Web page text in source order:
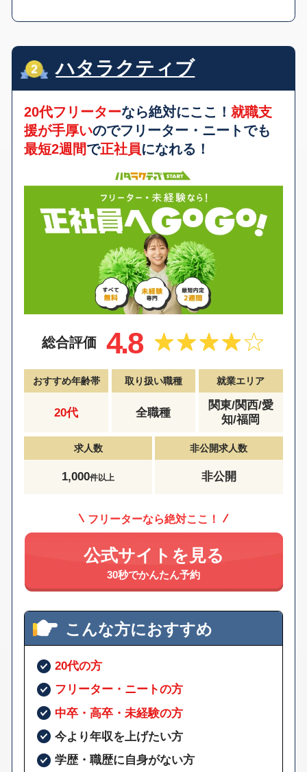
ハタラクティブ
20代フリーターなら絶対にここ！就職支
援が手厚いのでフリーター・ニートでも
最短2週間で正社員になれる！
総合評価 4.8
おすすめ年齢帯
20代
取り扱い職種
全職種
就業エリア
関東/関西/愛
知/福岡
求人数
1,000件以上
非公開求人数
非公開
フリーターなら絶対ここ！
公式サイトを見る
30秒でかんたん予約
こんな方におすすめ
20代の方
フリーター・ニートの方
中卒・高卒・未経験の方
今より年収を上げたい方
学歴・職歴に自身がない方